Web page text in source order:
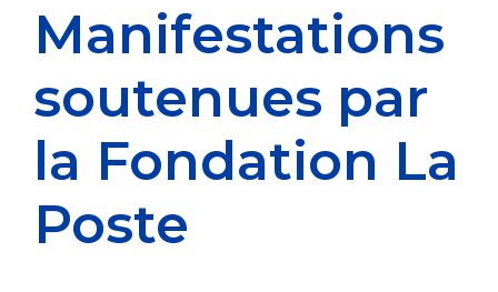
Manifestations
soutenues par
la Fondation La
Poste